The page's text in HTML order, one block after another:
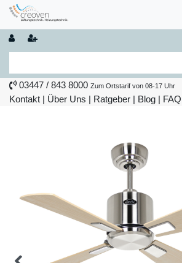
03447 / 843 8000 Zum Ortstarif von 08-17 Uhr
Kontakt | Über Uns | Ratgeber | Blog | FAQ